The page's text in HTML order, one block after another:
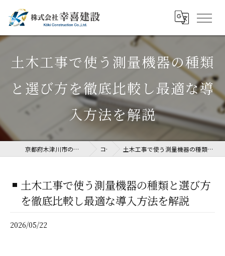
土木工事で使う測量機器の種類
と選び方を徹底比較し最適な導
入方法を解説
京都府木津川市の土木工事なら株式会社幸喜建設 コラム 土木工事で使う測量機器の種類と選び方を徹底比較し最適な導入方法を解説
土木工事で使う測量機器の種類と選び方
を徹底比較し最適な導入方法を解説
2026/05/22